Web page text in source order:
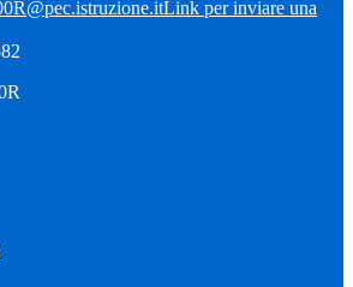
Link per inviare una